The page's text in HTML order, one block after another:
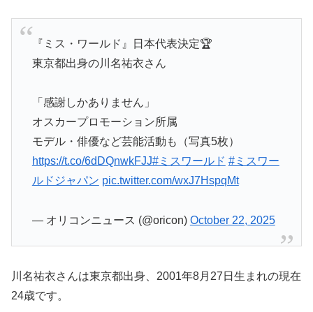
『ミス・ワールド』日本代表決定🏆️
東京都出身の川名祐衣さん
「感謝しかありません」
オスカープロモーション所属
モデル・俳優など芸能活動も（写真5枚）
https://t.co/6dDQnwkFJJ#ミスワールド #ミスワー
ルドジャパン pic.twitter.com/wxJ7HspqMt
— オリコンニュース (@oricon) October 22, 2025
川名祐衣さんは東京都出身、2001年8月27日生まれの現在
24歳です。